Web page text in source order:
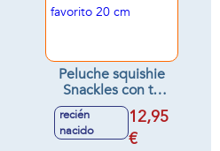
Peluche squishie
Snackles con tu
snack favorito 20
recién
nacido
12,95
€